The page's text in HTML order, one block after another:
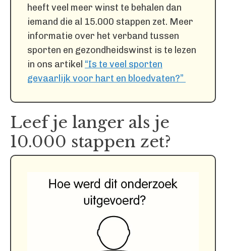
heeft veel meer winst te behalen dan
iemand die al 15.000 stappen zet. Meer
informatie over het verband tussen
sporten en gezondheidswinst is te lezen
in ons artikel “Is te veel sporten
gevaarlijk voor hart en bloedvaten?”
Leef je langer als je
10.000 stappen zet?